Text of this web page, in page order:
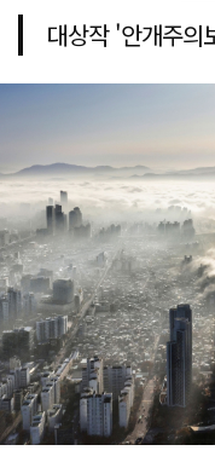
대상작 '안개주의